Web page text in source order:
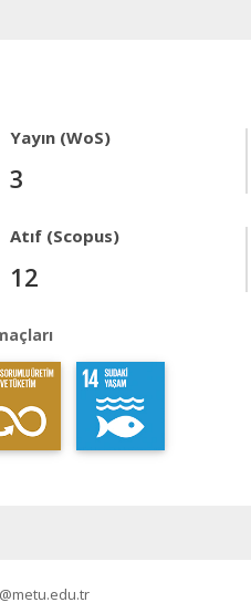
Yayın (WoS)
3
Atıf (Scopus)
12